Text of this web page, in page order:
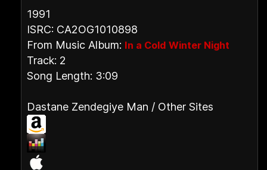
1991
ISRC: CA2OG1010898
From Music Album: In a Cold Winter Night
Track: 2
Song Length: 3:09
Dastane Zendegiye Man / Other Sites